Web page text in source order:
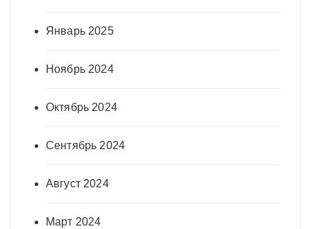
Январь 2025
Ноябрь 2024
Октябрь 2024
Сентябрь 2024
Август 2024
Март 2024